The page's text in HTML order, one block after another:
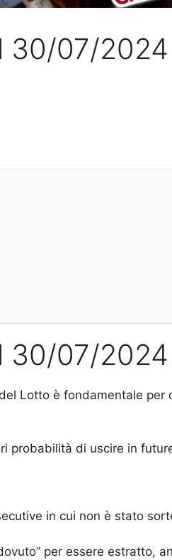
30/07/2024
30/07/2024
Lotto è fondamentale
probabilità di uscire in
in cui non è stato
per essere estratto,